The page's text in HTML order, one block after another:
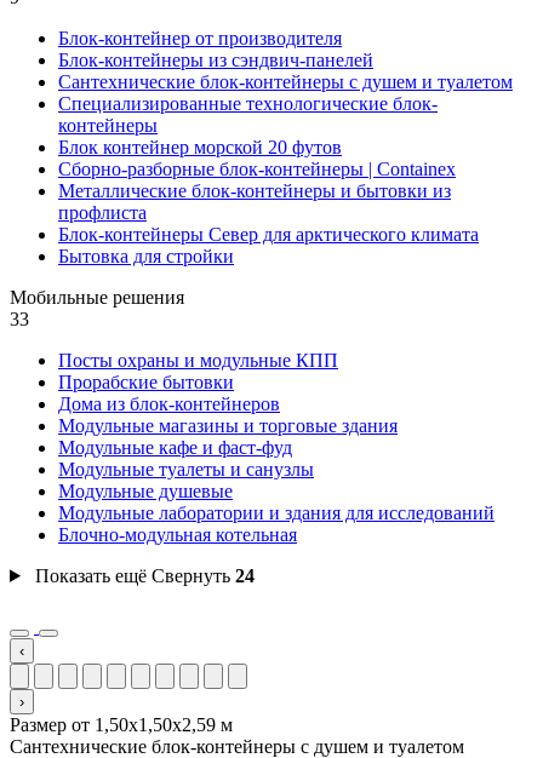
Блок-контейнер от производителя
Блок-контейнеры из сэндвич-панелей
Сантехнические блок-контейнеры с душем и туалетом
Специализированные технологические блок-
контейнеры
Блок контейнер морской 20 футов
Сборно-разборные блок-контейнеры | Containex
Металлические блок-контейнеры и бытовки из
профлиста
Блок-контейнеры Север для арктического климата
Бытовка для стройки
Мобильные решения
33
Посты охраны и модульные КПП
Прорабские бытовки
Дома из блок-контейнеров
Модульные магазины и торговые здания
Модульные кафе и фаст-фуд
Модульные туалеты и санузлы
Модульные душевые
Модульные лаборатории и здания для исследований
Блочно-модульная котельная
Показать ещё Свернуть 24
‹
›
Размер от 1,50х1,50х2,59 м
Сантехнические блок-контейнеры с душем и туалетом